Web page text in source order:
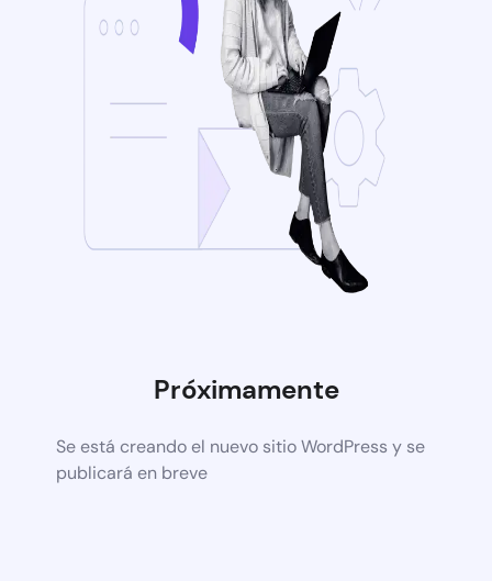
Próximamente
Se está creando el nuevo sitio WordPress y se
publicará en breve